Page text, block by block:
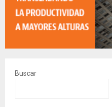
Buscar